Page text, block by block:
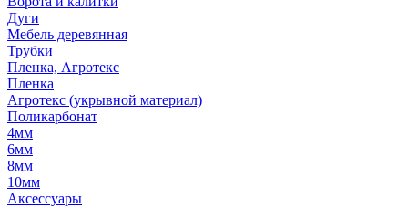
Дуги
Мебель деревянная
Трубки
Пленка, Агротекс
Пленка
Агротекс (укрывной материал)
Поликарбонат
4мм
6мм
8мм
10мм
Аксессуары